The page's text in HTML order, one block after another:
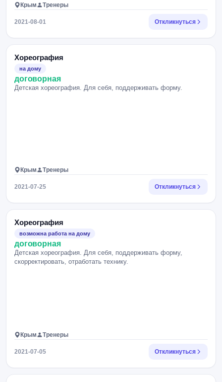
Крым Тренеры
2021-08-01 Откликнуться
Хореография
на дому
договорная
Детская хореография. Для себя, поддерживать форму.
Крым Тренеры
2021-07-25 Откликнуться
Хореография
возможна работа на дому
договорная
Детская хореография. Для себя, поддерживать форму,
скорректировать, отработать технику.
Крым Тренеры
2021-07-05 Откликнуться